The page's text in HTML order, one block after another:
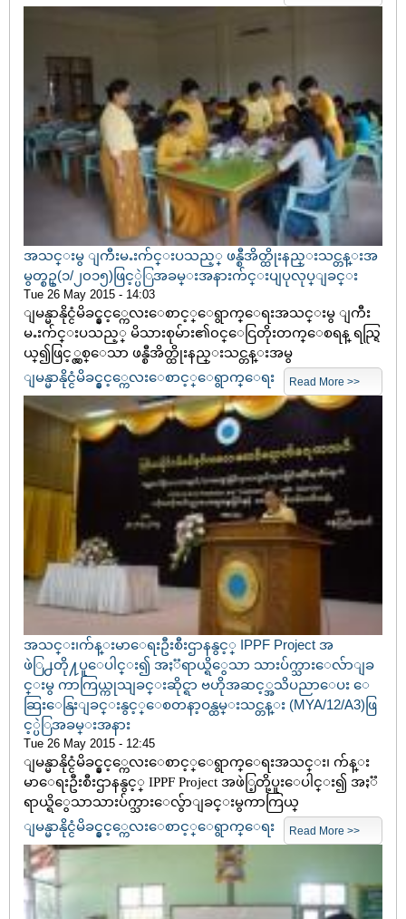
အသင္းမွ ျကီးမႉးက်င္းပသည့္ ဖန္စီအိတ္ထိုးနည္းသင္တန္းအ
မွတ္စဥ္(၁/၂၀၁၅)ဖြင့္ပဲြအခမ္းအနားက်င္းပျပုလုပ္ျခင္း
Tue 26 May 2015 - 14:03
ျမန္မာနိုင္ငံမိခင္နွင့္ကေလးေစာင့္ေရွာက္ေရးအသင္းမွ ျကီး
မႉးက်င္းပသည့္ မိသားစုမ်ား၏၀င္ေငြတိုးတက္ေစရန္ ရည္ရြ
ယ္၍ဖြင့္လွစ္ေသာ ဖန္စီအိတ္ထိုးနည္းသင္တန္းအမွ
Read More >>
ျမန္မာနိုင္ငံမိခင္နွင့္ကေလးေစာင့္ေရွာက္ေရး
အသင္း၊က်န္းမာေရးဦးစီးဌာနနွင့္ IPPF Project အ
ဖဲြ႕တို႔ပူေပါင္း၍ အႏၱရာယ္ရိွေသာ သားပ်က္သားေလ်ာျခ
င္းမွ ကာကြယ္ကုသျခင္းဆိုင္ရာ ဗဟိုအဆင့္အသိပညာေပး ေ
ဆြးေနြးျခင္းနွင့္ေစတနာ့ဝန္ထမ္းသင္တန္း (MYA/12/A3)ဖြ
င့္ပဲြအခမ္းအနား
Tue 26 May 2015 - 12:45
ျမန္မာနိုင္ငံမိခင္နွင့္ကေလးေစာင့္ေရွာက္ေရးအသင္း၊ က်န္း
မာေရးဦးစီးဌာနနွင့္ IPPF Project အဖဲြ့တို့ပူးေပါင္း၍ အႏၱ
ရာယ္ရိွေသာသားပ်က္သားေလွ်ာျခင္းမွကာကြယ္
Read More >>
ျမန္မာနိုင္ငံမိခင္နွင့္ကေလးေစာင့္ေရွာက္ေရး